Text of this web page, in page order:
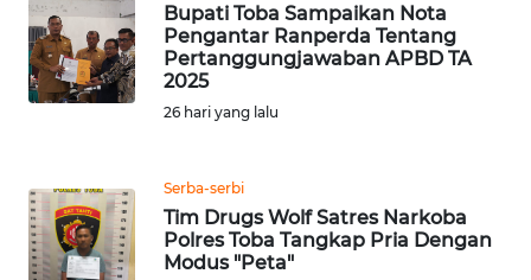
Bupati Toba Sampaikan Nota
Pengantar Ranperda Tentang
Pertanggungjawaban APBD TA
2025
26 hari yang lalu
Serba-serbi
Tim Drugs Wolf Satres Narkoba
Polres Toba Tangkap Pria Dengan
Modus "Peta"
EDITORIAL
Informasi
KONTAK
KAMI